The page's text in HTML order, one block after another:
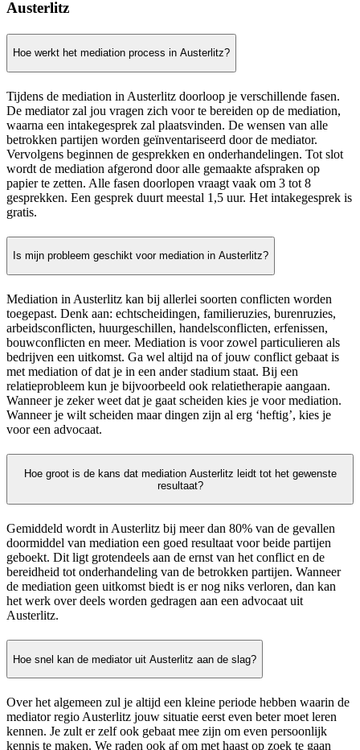
Austerlitz
Hoe werkt het mediation process in Austerlitz?
Tijdens de mediation in Austerlitz doorloop je verschillende fasen.
De mediator zal jou vragen zich voor te bereiden op de mediation,
waarna een intakegesprek zal plaatsvinden. De wensen van alle
betrokken partijen worden geïnventariseerd door de mediator.
Vervolgens beginnen de gesprekken en onderhandelingen. Tot slot
wordt de mediation afgerond door alle gemaakte afspraken op
papier te zetten. Alle fasen doorlopen vraagt vaak om 3 tot 8
gesprekken. Een gesprek duurt meestal 1,5 uur. Het intakegesprek is
gratis.
Is mijn probleem geschikt voor mediation in Austerlitz?
Mediation in Austerlitz kan bij allerlei soorten conflicten worden
toegepast. Denk aan: echtscheidingen, familieruzies, burenruzies,
arbeidsconflicten, huurgeschillen, handelsconflicten, erfenissen,
bouwconflicten en meer. Mediation is voor zowel particulieren als
bedrijven een uitkomst. Ga wel altijd na of jouw conflict gebaat is
met mediation of dat je in een ander stadium staat. Bij een
relatieprobleem kun je bijvoorbeeld ook relatietherapie aangaan.
Wanneer je zeker weet dat je gaat scheiden kies je voor mediation.
Wanneer je wilt scheiden maar dingen zijn al erg ‘heftig’, kies je
voor een advocaat.
Hoe groot is de kans dat mediation Austerlitz leidt tot het gewenste
resultaat?
Gemiddeld wordt in Austerlitz bij meer dan 80% van de gevallen
doormiddel van mediation een goed resultaat voor beide partijen
geboekt. Dit ligt grotendeels aan de ernst van het conflict en de
bereidheid tot onderhandeling van de betrokken partijen. Wanneer
de mediation geen uitkomst biedt is er nog niks verloren, dan kan
het werk over deels worden gedragen aan een advocaat uit
Austerlitz.
Hoe snel kan de mediator uit Austerlitz aan de slag?
Over het algemeen zul je altijd een kleine periode hebben waarin de
mediator regio Austerlitz jouw situatie eerst even beter moet leren
kennen. Je zult er zelf ook gebaat mee zijn om even persoonlijk
kennis te maken. We raden ook af om met haast op zoek te gaan